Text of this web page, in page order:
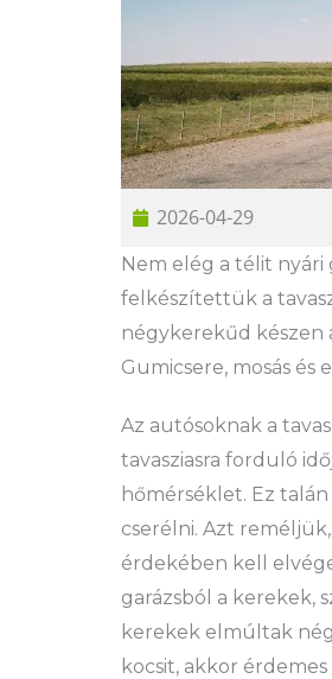
2026-04-29
Nem elég a télit
felkészítettük a
négykerekűd készen
Gumicsere, mosás és
Az autósoknak a
tavasziasra forduló
hőmérséklet. Ez
cserélni. Azt
érdekében kell
garázsból a kerekek,
kerekek elmúltak
kocsit, akkor